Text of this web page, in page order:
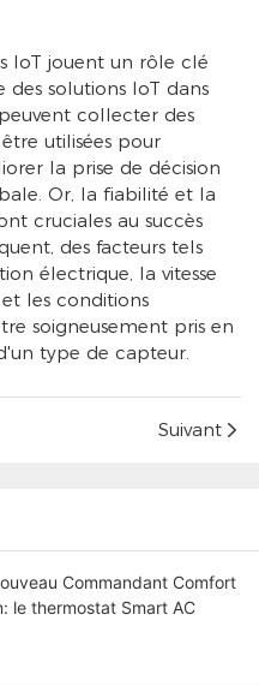
IoT jouent un rôle clé
des solutions IoT dans
collecter des
utilisées pour
la prise de décision
Or, la fiabilité et la
cruciales au succès
des facteurs tels
électrique, la vitesse
les conditions
soigneusement pris en
type de capteur.
Suivant
Commandant Comfort
le thermostat Smart AC